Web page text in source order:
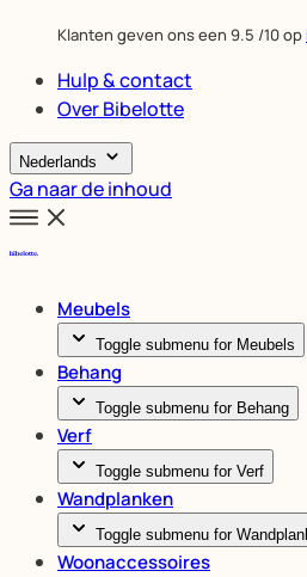
Klanten geven ons een 9.5 /10 op
Hulp & contact
Over Bibelotte
Nederlands
Ga naar de inhoud
Meubels
Toggle submenu for Meubels
Behang
Toggle submenu for Behang
Verf
Toggle submenu for Verf
Wandplanken
Toggle submenu for
Woonaccessoires